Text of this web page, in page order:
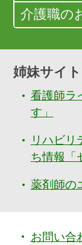
介護職の
姉妹サイト
看護師ラ
す」
リハビリ
ち情報「
薬剤師の
お問い合